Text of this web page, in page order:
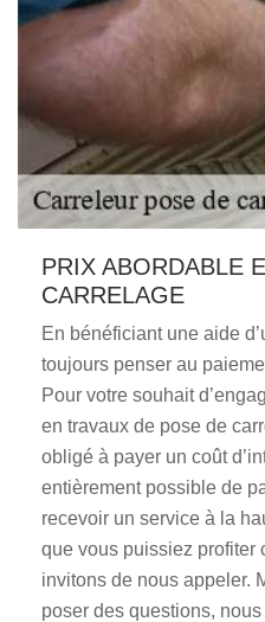
PRIX ABORDABLE
CARRELAGE
En bénéficiant une aide
toujours penser au
Pour votre souhait
en travaux de pose de
obligé à payer un coût
entièrement possible de
recevoir un service à la
que vous puissiez profiter
invitons de nous appeler.
poser des questions,